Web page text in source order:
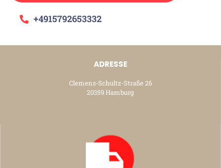
+4915792653332
ADRESSE
Clemens-Schultz-Straße 26
20359 Hamburg